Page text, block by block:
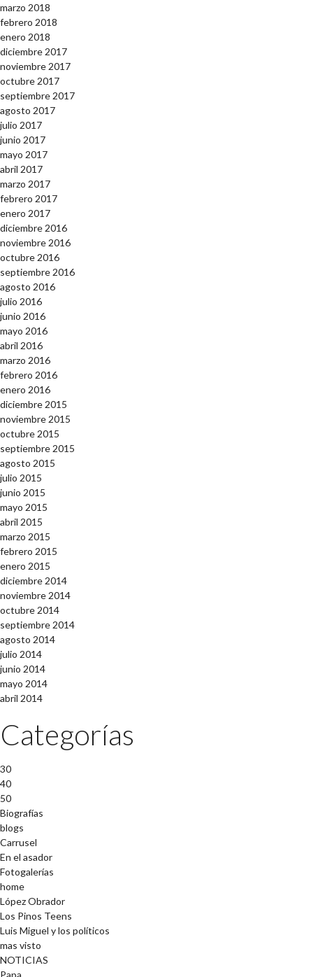
marzo 2018
febrero 2018
enero 2018
diciembre 2017
noviembre 2017
octubre 2017
septiembre 2017
agosto 2017
julio 2017
junio 2017
mayo 2017
abril 2017
marzo 2017
febrero 2017
enero 2017
diciembre 2016
noviembre 2016
octubre 2016
septiembre 2016
agosto 2016
julio 2016
junio 2016
mayo 2016
abril 2016
marzo 2016
febrero 2016
enero 2016
diciembre 2015
noviembre 2015
octubre 2015
septiembre 2015
agosto 2015
julio 2015
junio 2015
mayo 2015
abril 2015
marzo 2015
febrero 2015
enero 2015
diciembre 2014
noviembre 2014
octubre 2014
septiembre 2014
agosto 2014
julio 2014
junio 2014
mayo 2014
abril 2014
Categorías
30
40
50
Biografías
blogs
Carrusel
En el asador
Fotogalerías
home
López Obrador
Los Pinos Teens
Luis Miguel y los políticos
mas visto
NOTICIAS